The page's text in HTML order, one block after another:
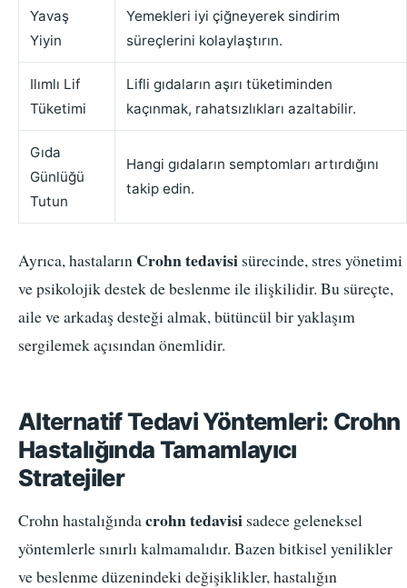
Yavaş
Yiyin
Yemekleri iyi çiğneyerek sindirim
süreçlerini kolaylaştırın.
Ilımlı Lif
Tüketimi
Lifli gıdaların aşırı tüketiminden
kaçınmak, rahatsızlıkları azaltabilir.
Gıda
Günlüğü
Tutun
Hangi gıdaların semptomları artırdığını
takip edin.
Ayrıca, hastaların Crohn tedavisi sürecinde, stres yönetimi
ve psikolojik destek de beslenme ile ilişkilidir. Bu süreçte,
aile ve arkadaş desteği almak, bütüncül bir yaklaşım
sergilemek açısından önemlidir.
Alternatif Tedavi Yöntemleri: Crohn
Hastalığında Tamamlayıcı
Stratejiler
Crohn hastalığındacrohn tedavisi sadece geleneksel
yöntemlerle sınırlı kalmamalıdır. Bazen bitkisel yenilikler
ve beslenme düzenindeki değişiklikler, hastalığın